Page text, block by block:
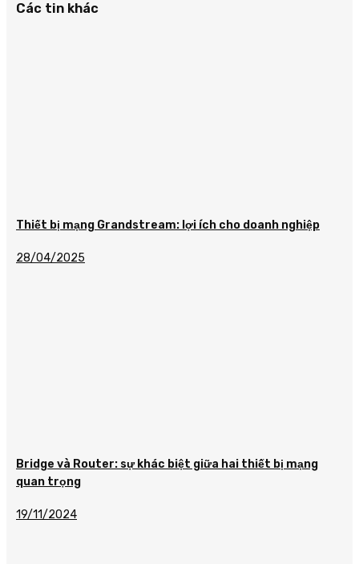
Các tin khác
Thiết bị mạng Grandstream: lợi ích cho doanh nghiệp
28/04/2025
Bridge và Router: sự khác biệt giữa hai thiết bị mạng
quan trọng
19/11/2024